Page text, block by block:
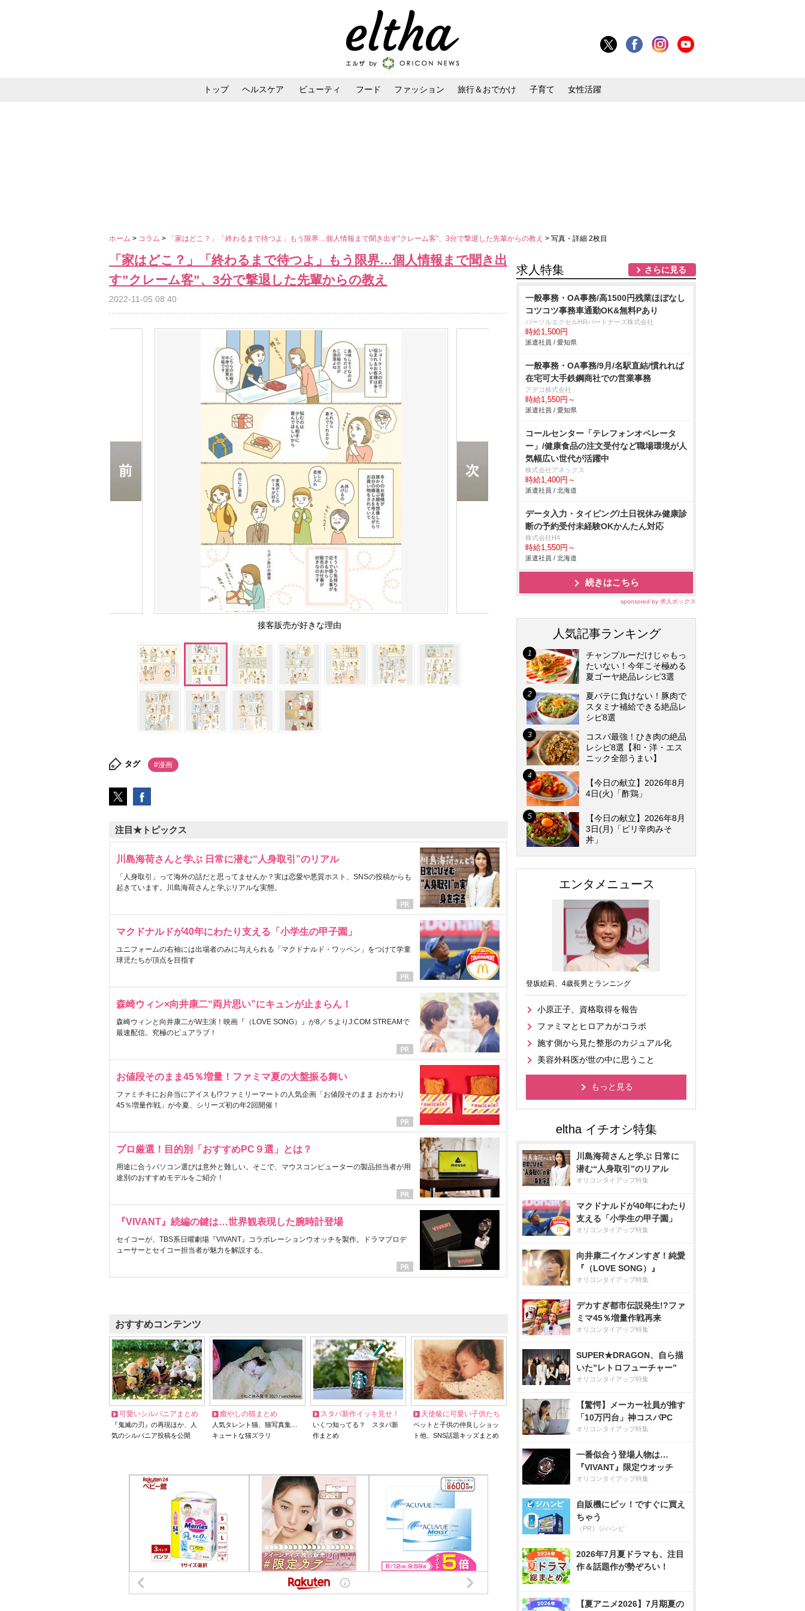
トップ ヘルスケア ビューティ フード ファッション 旅行＆おでかけ 子育て 女性活躍
ホーム > コラム > 「家はどこ？」「終わるまで待つよ」もう限界…個人情報まで聞き出す”クレーム客”、3分で撃退した先輩からの教え > 写真・詳細 2枚目
「家はどこ？」「終わるまで待つよ」もう限界…個人情報まで聞き出
す”クレーム客”、3分で撃退した先輩からの教え
2022-11-05 08:40
接客販売が好きな理由
タグ #漫画
注目★トピックス
川島海荷さんと学ぶ 日常に潜む“人身取引”のリアル
「人身取引」って海外の話だと思ってませんか？実は恋愛や悪質ホスト、SNSの投稿からも
起きています。川島海荷さんと学ぶリアルな実態。
マクドナルドが40年にわたり支える「小学生の甲子園」
ユニフォームの右袖には出場者のみに与えられる「マクドナルド・ワッペン」をつけて学童
球児たちが頂点を目指す
森崎ウィン×向井康二“両片思い”にキュンが止まらん！
森崎ウィンと向井康二がW主演！映画『（LOVE SONG）』が8／５よりJ:COM STREAMで
最速配信。究極のピュアラブ！
お値段そのまま45％増量！ファミマ夏の大盤振る舞い
ファミチキにお弁当にアイスも!?ファミリーマートの人気企画「お値段そのまま おかわり
45％増量作戦」が今夏、シリーズ初の年2回開催！
プロ厳選！目的別「おすすめPC９選」とは？
用途に合うパソコン選びは意外と難しい。そこで、マウスコンピューターの製品担当者が用
途別のおすすめモデルをご紹介！
『VIVANT』続編の鍵は…世界観表現した腕時計登場
セイコーが、TBS系日曜劇場『VIVANT』コラボレーションウオッチを製作。ドラマプロデ
ューサーとセイコー担当者が魅力を解説する。
おすすめコンテンツ
可愛いシルバニアまとめ
『鬼滅の刃』の再現ほか、人
気のシルバニア投稿を公開
癒やしの猫まとめ
人気タレント猫、猫写真集…
キュートな猫ズラリ
スタバ新作イッキ見せ！
いくつ知ってる？ スタバ新
作まとめ
天使級に可愛い子供たち
ペットと子供の仲良しショッ
ト他、SNS話題キッズまとめ
求人特集 さらに見る
一般事務・OA事務/高1500円残業ほぼなし
コツコツ事務車通勤OK&無料Pあり
パーソルエクセルHRパートナーズ株式会社
時給1,500円
派遣社員 / 愛知県
一般事務・OA事務/9月/名駅直結/慣れれば
在宅可大手鉄鋼商社での営業事務
アデコ株式会社
時給1,550円～
派遣社員 / 愛知県
コールセンター「テレフォンオペレータ
ー」/健康食品の注文受付など職場環境が人
気幅広い世代が活躍中
株式会社アネックス
時給1,400円～
派遣社員 / 北海道
データ入力・タイピング/土日祝休み健康診
断の予約受付未経験OKかんたん対応
株式会社H4
時給1,550円～
派遣社員 / 北海道
続きはこちら
sponsored by 求人ボックス
人気記事ランキング
チャンプルーだけじゃもっ
たいない！今年こそ極める
夏ゴーヤ絶品レシピ3選
夏バテに負けない！豚肉で
スタミナ補給できる絶品レ
シピ8選
コスパ最強！ひき肉の絶品
レシピ8選【和・洋・エス
ニック全部うまい】
【今日の献立】2026年8月
4日(火)「酢鶏」
【今日の献立】2026年8月
3日(月)「ピリ辛肉みそ
丼」
エンタメニュース
登坂絵莉、4歳長男とランニング
小原正子、資格取得を報告
ファミマとヒロアカがコラボ
施す側から見た整形のカジュアル化
美容外科医が世の中に思うこと
もっと見る
川島海荷さんと学ぶ 日常に
潜む“人身取引”のリアル
オリコンタイアップ特集
マクドナルドが40年にわたり
支える「小学生の甲子園」
オリコンタイアップ特集
向井康二イケメンすぎ！純愛
『（LOVE SONG）』
オリコンタイアップ特集
デカすぎ都市伝説発生!?ファ
ミマ45％増量作戦再来
オリコンタイアップ特集
SUPER★DRAGON、自ら描
いた”レトロフューチャー”
オリコンタイアップ特集
【驚愕】メーカー社員が推す
「10万円台」神コスパPC
オリコンタイアップ特集
一番似合う登場人物は…
『VIVANT』限定ウオッチ
オリコンタイアップ特集
自販機にピッ！ですぐに買え
ちゃう
（PR）ジハンピ
2026年7月夏ドラマも、注目
作＆話題作が勢ぞろい！
【夏アニメ2026】7月期夏の